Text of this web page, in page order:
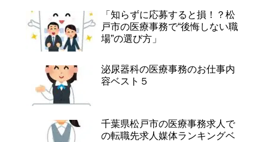
「知らずに応募すると損！？松
戸市の医療事務で“後悔しない職
場”の選び方」
泌尿器科の医療事務のお仕事内
容ベスト５
千葉県松戸市の医療事務求人で
の転職先求人媒体ランキングベ